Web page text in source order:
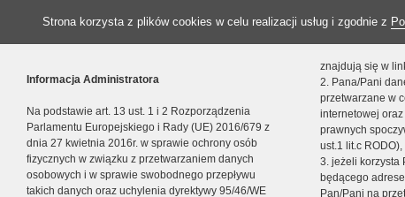
Strona korzysta z plików cookies w celu realizacji usług i zgodnie z
Informacja Administratora
Na podstawie art. 13 ust. 1 i 2 Rozporządzenia
Parlamentu Europejskiego i Rady (UE) 2016/679 z
dnia 27 kwietnia 2016r. w sprawie ochrony osób
fizycznych w związku z przetwarzaniem danych
osobowych i w sprawie swobodnego przepływu
takich danych oraz uchylenia dyrektywy 95/46/WE
znajdują się w
2. Pana/Pani
przetwarzane w
internetowej
prawnych
ust.1 lit.c RODO),
3. jeżeli korzysta
będącego
Pan/Pani na